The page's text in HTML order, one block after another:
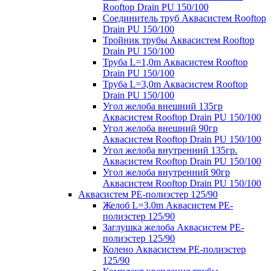
Rooftop Drain PU 150/100
Соединитель труб Аквасистем Rooftop
Drain PU 150/100
Тройник трубы Аквасистем Rooftop
Drain PU 150/100
Труба L=1,0m Аквасистем Rooftop
Drain PU 150/100
Труба L=3,0m Аквасистем Rooftop
Drain PU 150/100
Угол желоба внешний 135гр
Аквасистем Rooftop Drain PU 150/100
Угол желоба внешний 90гр
Аквасистем Rooftop Drain PU 150/100
Угол желоба внутренний 135гр.
Аквасистем Rooftop Drain PU 150/100
Угол желоба внутренний 90гр
Аквасистем Rooftop Drain PU 150/100
Аквасистем PE-полиэстер 125/90
Желоб L=3.0m Аквасистем PE-
полиэстер 125/90
Заглушка желоба Аквасистем PE-
полиэстер 125/90
Колено Аквасистем PE-полиэстер
125/90